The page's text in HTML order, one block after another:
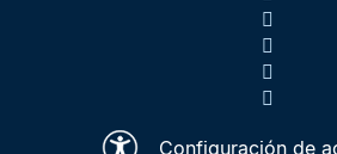
Configuración de